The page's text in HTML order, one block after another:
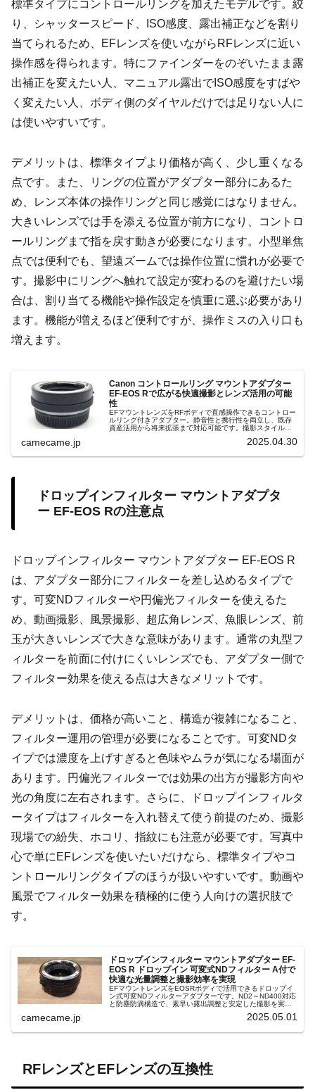
標準タイプにコントロールリングを加えたモデルです。絞
り、シャッタースピード、ISO感度、露出補正などを割り
当てられるため、EFレンズを使いながらRFレンズに近い
操作感を得られます。特にファインダーをのぞいたまま露
出補正を変えたい人、マニュアル露出でISO感度をすばや
く変えたい人、ボディ側のダイヤルだけでは足りない人に
は使いやすいです。
デメリットは、標準タイプより価格が高く、少し重くなる
点です。また、リングの位置がアダプター部分にあるた
め、レンズ本体の操作リングと同じ感覚にはなりません。
大きいレンズでは手を添える位置が前方になり、コントロ
ールリングまで指を戻す動きが必要になります。小型単焦
点では便利でも、望遠ズームでは操作位置に慣れが必要で
す。撮影中にリングへ触れて設定が変わるのを避けたい場
合は、割り当てる機能や操作設定を慎重に選ぶ必要があり
ます。機能が増えるほど便利ですが、操作ミスの入り口も
増えます。
Canon コントロールリング マウントアダプター
EF-EOS Rで広がる快適撮影とレンズ活用の可能
性
EFマウントレンズをRFボディで直感操作できるコントロー
ルリング付きアダプター。静音性と携行性を両立し、既存
資産活用から将来拡張まで対応可能です。撮影スタイルを
camecame.jp 2025.04.30
ドロップインフィルター マウントアダプタ
ー EF-EOS Rの注意点
ドロップインフィルター マウントアダプター EF-EOS R
は、アダプター部分にフィルターを差し込めるタイプで
す。可変NDフィルターや円偏光フィルターを使えるた
め、動画撮影、風景撮影、超広角レンズ、魚眼レンズ、前
玉が大きいレンズで大きな意味があります。通常の丸型フ
ィルターを前面に付けにくいレンズでも、アダプター側で
フィルター効果を使える点は大きなメリットです。
デメリットは、価格が高いこと、構造が複雑になること、
フィルター運用の管理が必要になることです。可変NDタ
イプでは濃度を上げすぎると色味やムラが気になる場面が
あります。円偏光フィルターでは効果の出方が撮影方向や
光の角度に左右されます。さらに、ドロップインフィルタ
ータイプはフィルターを入れ替えて使う前提のため、撮影
現場での紛失、ホコリ、指紋にも注意が必要です。写真中
心で単にEFレンズを使いたいだけなら、標準タイプやコ
ントロールリングタイプのほうが扱いやすいです。動画や
風景でフィルター効果を積極的に使う人向けの選択肢で
す。
ドロップインフィルター マウントアダプター EF-
EOS R ドロップイン 可変式NDフィルター A付で
快適な光量調整と撮影効率を実現
EFマウントレンズをEOSRボディで活用できるドロップイ
ン式可変NDフィルターアダプターです。ND2～ND400対応
と防塵防滴構造で、素早い露出調整と安定した撮影を実現
camecame.jp 2025.05.01
RFレンズとEFレンズの互換性